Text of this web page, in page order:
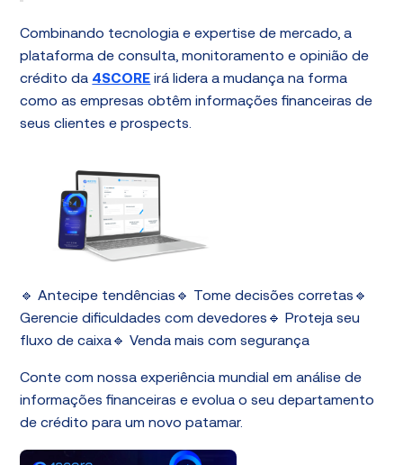
Combinando tecnologia e expertise de mercado, a
plataforma de consulta, monitoramento e opinião de
crédito da 4SCORE irá lidera a mudança na forma
como as empresas obtêm informações financeiras de
seus clientes e prospects.
🔹 Antecipe tendências🔹 Tome decisões corretas🔹
Gerencie dificuldades com devedores🔹 Proteja seu
fluxo de caixa🔹 Venda mais com segurança
Conte com nossa experiência mundial em análise de
informações financeiras e evolua o seu departamento
de crédito para um novo patamar.